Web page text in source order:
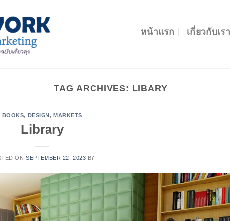
หน้าแรก เกี่ยวกับเรา
TAG ARCHIVES: LIBARY
BOOKS, DESIGN, MARKETS
Library
ONSEPTEMBER 22, 2023 BY